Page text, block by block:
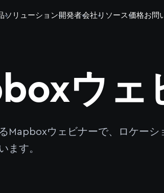
ソリューション開発者会社リソース価格お問
ウェ
Mapboxウェビナーで、ロケー
ます。